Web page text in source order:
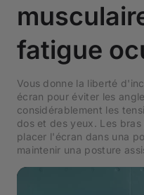
fatigue
Vous donne la liberté
écran pour éviter les
considérablement les
dos et des yeux. Les
placer l'écran dans una
maintenir una posture